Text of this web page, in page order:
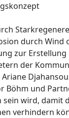
durch
zur
der
und
wird,
verhindern